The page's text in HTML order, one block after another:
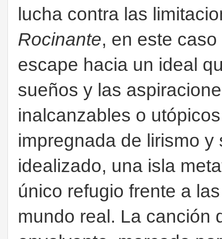
lucha contra las
Rocinante, en este
escape hacia un ideal
sueños y las
inalcanzables o
impregnada de lirismo
idealizado, una isla
único refugio frente a
mundo real. La canción